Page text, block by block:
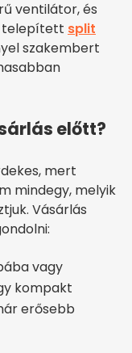
ventilátor, és
telepített split
szakembert
előtt?
mert
mindegy, melyik
Vásárlás
vagy
kompakt
erősebb